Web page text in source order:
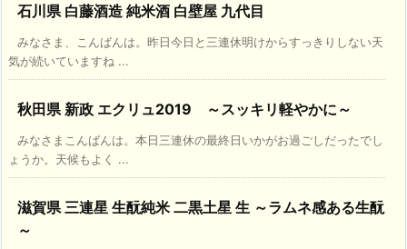
石川県 白藤酒造 純米酒 白壁屋 九代目
みなさま、こんばんは。昨日今日と三連休明けからすっきりしない天
気が続いていますね ...
秋田県 新政 エクリュ2019 ～スッキリ軽やかに～
みなさまこんばんは。本日三連休の最終日いかがお過ごしだったでし
ょうか。天候もよく ...
滋賀県 三連星 生酛純米 二黒土星 生 ～ラムネ感ある生酛
～